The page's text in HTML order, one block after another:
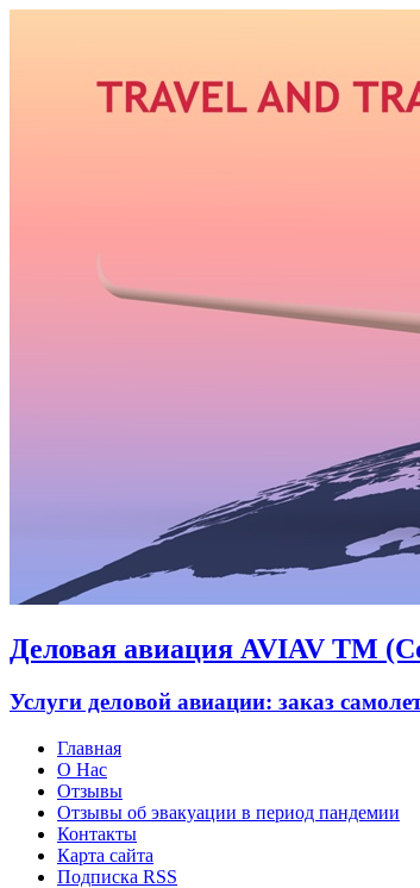
Деловая авиация AVIAV TM
Услуги деловой авиации: заказ
Главная
О Нас
Отзывы
Отзывы об эвакуации в период пандемии
Контакты
Карта сайта
Подписка RSS
Узнать больше.